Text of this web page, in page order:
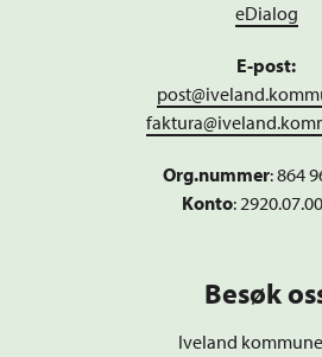
eDialog
E-post:
Org.nummer:864
Konto:
Besøk
Iveland